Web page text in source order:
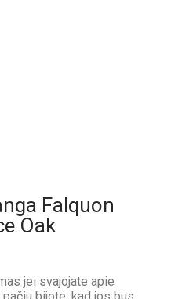
Falquon
Oak
jei svajojate apie